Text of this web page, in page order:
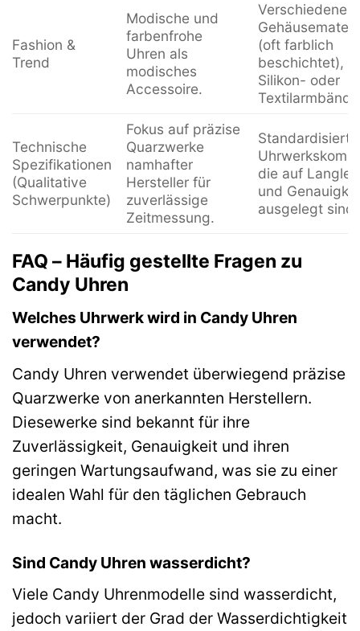
Fashion &
Trend
Modische und
farbenfrohe
Uhren als
modisches
Accessoire.
Verschiedene
(oft farblich
beschichtet),
Silikon- oder
Technische
Spezifikationen
(Qualitative
Schwerpunkte)
Fokus auf präzise
Quarzwerke
namhafter
Hersteller für
zuverlässige
Zeitmessung.
Standardisierte
die auf
und
ausgelegt sind.
FAQ – Häufig gestellte Fragen zu
Candy Uhren
Welches Uhrwerk wird in Candy Uhren
verwendet?
Candy Uhren verwendet überwiegend präzise
Quarzwerke von anerkannten Herstellern.
Diesewerke sind bekannt für ihre
Zuverlässigkeit, Genauigkeit und ihren
geringen Wartungsaufwand, was sie zu einer
idealen Wahl für den täglichen Gebrauch
macht.
Sind Candy Uhren wasserdicht?
Viele Candy Uhrenmodelle sind wasserdicht,
jedoch variiert der Grad der Wasserdichtigkeit